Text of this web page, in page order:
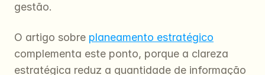
gestão.
O artigo sobre planeamento estratégico
complementa este ponto, porque a clareza
estratégica reduz a quantidade de informação